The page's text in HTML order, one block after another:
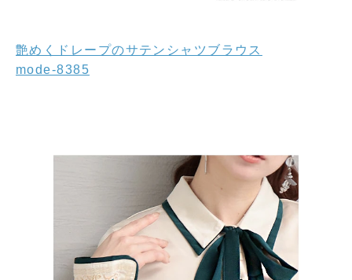
艶めくドレープのサテンシャツブラウス
mode-8385